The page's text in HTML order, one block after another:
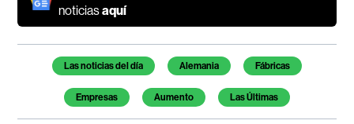
noticiasaquí
Temas de este artículo
Las noticias del día Alemania Fábricas
Empresas Aumento Las Últimas